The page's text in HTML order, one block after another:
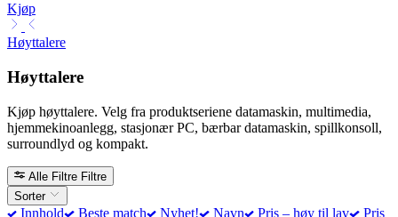
Kjøp
Høyttalere
Høyttalere
Kjøp høyttalere. Velg fra produktseriene datamaskin, multimedia,
hjemmekinoanlegg, stasjonær PC, bærbar datamaskin, spillkonsoll,
surroundlyd og kompakt.
Alle Filtre Filtre
Sorter
Innhold Beste match Nyhet! Navn Pris – høy til lav
Pris